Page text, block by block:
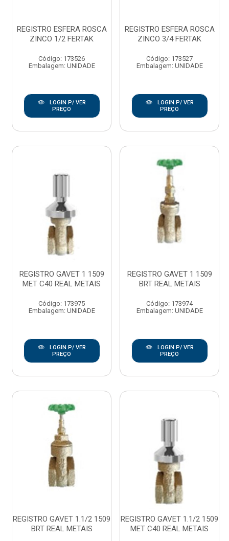
REGISTRO ESFERA ROSCA
ZINCO 1/2 FERTAK
Código: 173526
Embalagem: UNIDADE
LOGIN P/ VER
PREÇO
REGISTRO ESFERA ROSCA
ZINCO 3/4 FERTAK
Código: 173527
Embalagem: UNIDADE
LOGIN P/ VER
PREÇO
REGISTRO GAVET 1 1509
MET C40 REAL METAIS
Código: 173975
Embalagem: UNIDADE
LOGIN P/ VER
PREÇO
REGISTRO GAVET 1 1509
BRT REAL METAIS
Código: 173974
Embalagem: UNIDADE
LOGIN P/ VER
PREÇO
REGISTRO GAVET 1.1/2 1509
BRT REAL METAIS
REGISTRO GAVET 1.1/2 1509
MET C40 REAL METAIS